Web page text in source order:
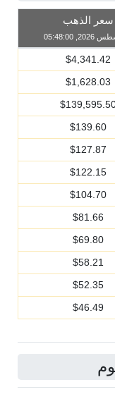
سعر الذهب
$4,341.42
$1,628.03
$
$139.60
$127.87
$122.15
$104.70
$81.66
$69.80
$58.21
$52.35
$46.49